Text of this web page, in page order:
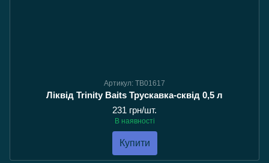
Артикул: TB01617
Ліквід Trinity Baits Трускавка-сквід 0,5 л
231 грн/шт.
В наявності
Купити